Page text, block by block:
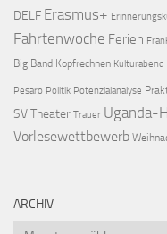
DELF Erasmus+
Fahrtenwoche Ferien
Big Band Kopfrechnen Kulturabend
Pesaro Politik Potenzialanalyse
SVTheater Trauer Uganda-
Vorlesewettbewerb
ARCHIV